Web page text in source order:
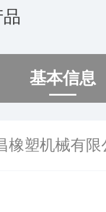
基本信息
橡塑机械有限